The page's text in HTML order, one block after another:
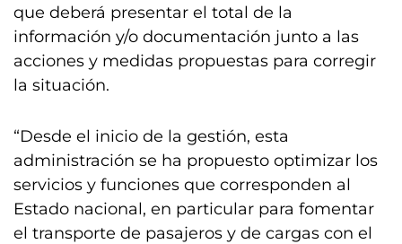
que deberá presentar el total de la
información y/o documentación junto a las
acciones y medidas propuestas para corregir
la situación.
“Desde el inicio de la gestión, esta
administración se ha propuesto optimizar los
servicios y funciones que corresponden al
Estado nacional, en particular para fomentar
el transporte de pasajeros y de cargas con el